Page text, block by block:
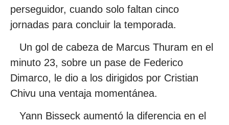
perseguidor, cuando solo faltan cinco
jornadas para concluir la temporada.
Un gol de cabeza de Marcus Thuram en el
minuto 23, sobre un pase de Federico
Dimarco, le dio a los dirigidos por Cristian
Chivu una ventaja momentánea.
Yann Bisseck aumentó la diferencia en el